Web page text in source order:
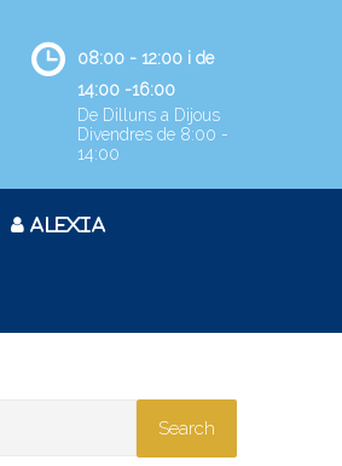
08:00 - 12:00 i de
14:00 -16:00
De Dilluns a Dijous
Divendres de 8:00 -
14:00
ALEXIA
Search